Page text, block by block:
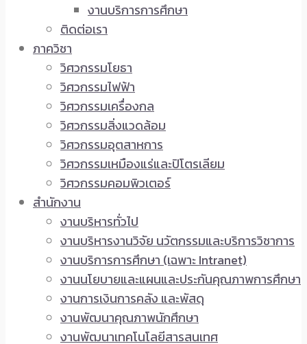
งานบริการการศึกษา
ติดต่อเรา
ภาควิชา
วิศวกรรมโยธา
วิศวกรรมไฟฟ้า
วิศวกรรมเครื่องกล
วิศวกรรมสิ่งแวดล้อม
วิศวกรรมอุตสาหการ
วิศวกรรมเหมืองแร่และปิโตรเลียม
วิศวกรรมคอมพิวเตอร์
สำนักงาน
งานบริหารทั่วไป
งานบริหารงานวิจัย นวัตกรรมและบริการวิชาการ
งานบริการการศึกษา (เฉพาะ Intranet)
งานนโยบายและแผนและประกันคุณภาพการศึกษา
งานการเงินการคลัง และพัสดุ
งานพัฒนาคุณภาพนักศึกษา
งานพัฒนาเทคโนโลยีสารสนเทศ